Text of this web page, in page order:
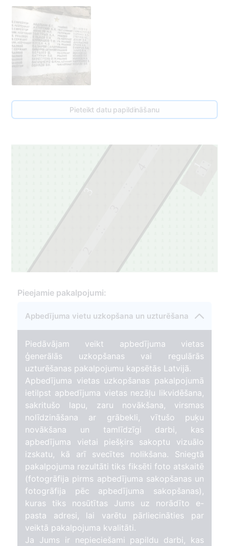
Pieteikt datu papildināšanu
3
1
Pieejamie pakalpojumi:
Apbedījuma vietu uzkopšana un uzturēšana
Piedāvājam veikt apbedījuma vietas
ģenerālās uzkopšanas vai regulārās
uzturēšanas pakalpojumu kapsētās Latvijā.
Apbedījuma vietas uzkopšanas pakalpojumā
ietilpst apbedījuma vietas nezāļu likvidēšana,
sakritušo lapu, zaru novākšana, virsmas
nolīdzināšana ar grābekli, vītušo puķu
novākšana un tamlīdzīgi darbi, kas
apbedījuma vietai piešķirs sakoptu vizuālo
izskatu, kā arī svecītes nolikšana. Sniegtā
pakalpojuma rezultāti tiks fiksēti foto atskaitē
(fotogrāfija pirms apbedījuma sakopšanas un
fotogrāfija pēc apbedījuma sakopšanas),
kuras tiks nosūtītas Jums uz norādīto e-
pasta adresi, lai varētu pārliecināties par
veiktā pakalpojuma kvalitāti.
Ja Jums ir nepieciešami papildu darbi, kas